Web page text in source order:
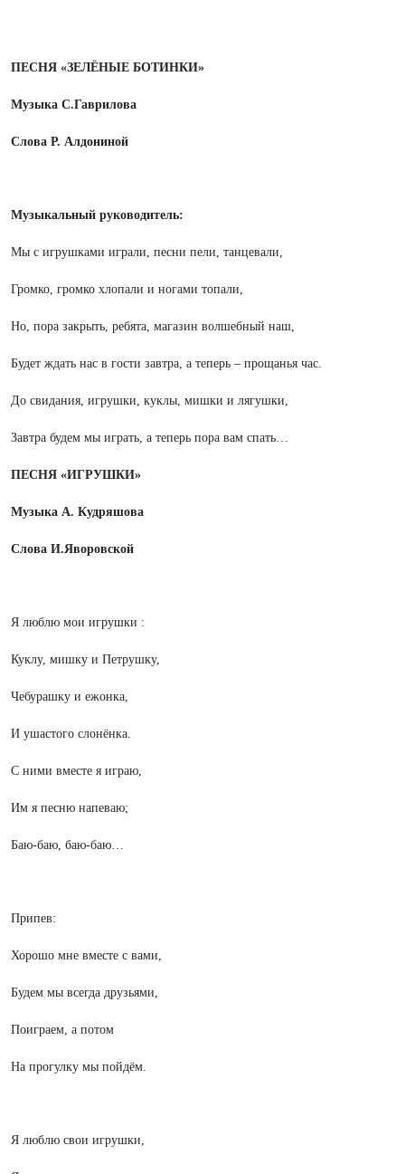
ПЕСНЯ «ЗЕЛЁНЫЕ БОТИНКИ»
Музыка С.Гаврилова
Слова Р. Алдониной
Музыкальный руководитель:
Мы с игрушками играли, песни пели, танцевали,
Громко, громко хлопали и ногами топали,
Но, пора закрыть, ребята, магазин волшебный наш,
Будет ждать нас в гости завтра, а теперь – прощанья час.
До свидания, игрушки, куклы, мишки и лягушки,
Завтра будем мы играть, а теперь пора вам спать…
ПЕСНЯ «ИГРУШКИ»
Музыка А. Кудряшова
Слова И.Яворовской
Я люблю мои игрушки :
Куклу, мишку и Петрушку,
Чебурашку и ежонка,
И ушастого слонёнка.
С ними вместе я играю,
Им я песню напеваю;
Баю-баю, баю-баю…
Припев:
Хорошо мне вместе с вами,
Будем мы всегда друзьями,
Поиграем, а потом
На прогулку мы пойдём.
Я люблю свои игрушки,